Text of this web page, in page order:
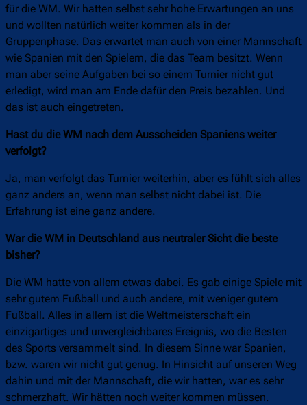
für die WM. Wir hatten selbst sehr hohe Erwartungen an uns
und wollten natürlich weiter kommen als in der
Gruppenphase. Das erwartet man auch von einer Mannschaft
wie Spanien mit den Spielern, die das Team besitzt. Wenn
man aber seine Aufgaben bei so einem Turnier nicht gut
erledigt, wird man am Ende dafür den Preis bezahlen. Und
das ist auch eingetreten.
Hast du die WM nach dem Ausscheiden Spaniens weiter
verfolgt?
Ja, man verfolgt das Turnier weiterhin, aber es fühlt sich alles
ganz anders an, wenn man selbst nicht dabei ist. Die
Erfahrung ist eine ganz andere.
War die WM in Deutschland aus neutraler Sicht die beste
bisher?
Die WM hatte von allem etwas dabei. Es gab einige Spiele mit
sehr gutem Fußball und auch andere, mit weniger gutem
Fußball. Alles in allem ist die Weltmeisterschaft ein
einzigartiges und unvergleichbares Ereignis, wo die Besten
des Sports versammelt sind. In diesem Sinne war Spanien,
bzw. waren wir nicht gut genug. In Hinsicht auf unseren Weg
dahin und mit der Mannschaft, die wir hatten, war es sehr
schmerzhaft. Wir hätten noch weiter kommen müssen.